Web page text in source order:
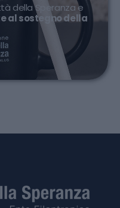
della Speranza e
al sostegno della